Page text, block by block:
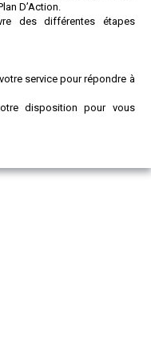
D’Action.
des différentes étapes
service pour répondre à
disposition pour vous